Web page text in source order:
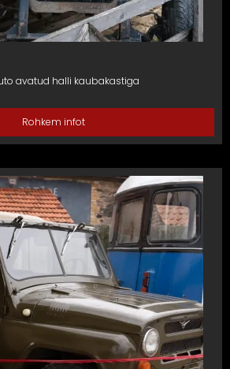
avatud halli kaubakastiga
Rohkem infot